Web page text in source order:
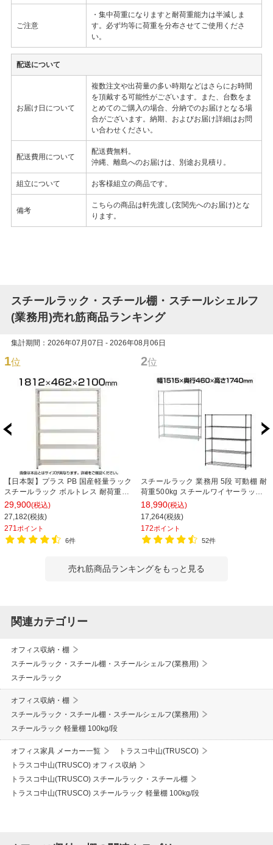
ご注意
・集中荷重になりますと耐荷重能力は半減しま
す。必ず均等に荷重を分布させてご使用くださ
い。
配送について
お届け日について
複数注文や出荷量の多い時期などはさらにお時間
を頂戴する可能性がございます。また、台数をま
とめてのご購入の場合、分納でのお届けとなる場
合がございます。納期、およびお届け詳細はお問
い合わせください。
配送費用について
配送費無料。
沖縄、離島へのお届けは、別途お見積り。
組立について お客様組立の商品です。
備考
こちらの商品は軒先渡し(玄関先へのお届け)とな
ります。
スチールラック・スチール棚・スチールシェルフ
(業務用)売れ筋商品ランキング
集計期間：2026年07月07日 - 2026年08月06日
1位
【日本製】プラス PB 国産軽量ラック
スチールラック ボルトレス 耐荷重
150kg/段 天地6段 幅1812×奥行462×
高さ2100mm スチール棚 スチールシ
ェルフ 収納棚 オープンラック 収納ラ
ック
29,900(税込)
27,182(税抜)
271 ポイント
6件
2位
スチールラック 業務用 5段 可動棚 耐
荷重500kg スチールワイヤーラック
シェルゴ 幅1515×奥行460×高さ
1740mm
18,990(税込)
17,264(税抜)
172ポイント
52件
売れ筋商品ランキングをもっと見る
関連カテゴリー
オフィス収納・棚
スチールラック・スチール棚・スチールシェルフ(業務用)
スチールラック
オフィス収納・棚
スチールラック・スチール棚・スチールシェルフ(業務用)
スチールラック 軽量棚 100kg/段
オフィス家具 メーカー一覧
トラスコ中山(TRUSCO)
トラスコ中山(TRUSCO) オフィス収納
トラスコ中山(TRUSCO) スチールラック・スチール棚
トラスコ中山(TRUSCO) スチールラック 軽量棚 100kg/段